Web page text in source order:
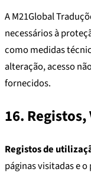
A M21Global
necessários à
como medidas
alteração, acesso
fornecidos.
16.
Registos de
páginas visitadas e